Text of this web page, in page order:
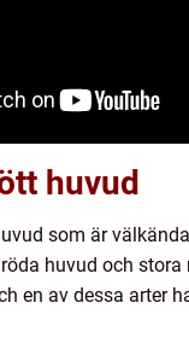
huvud
som är
huvud och
en av dessa arter